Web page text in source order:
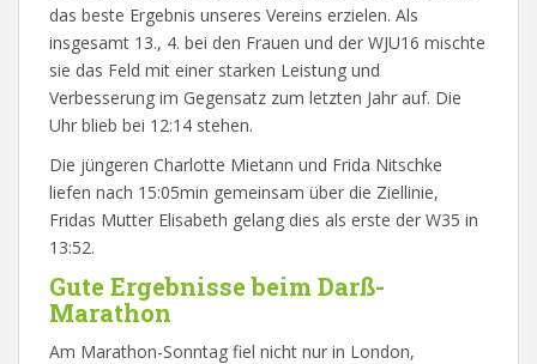
das beste Ergebnis unseres Vereins erzielen. Als
insgesamt 13., 4. bei den Frauen und der WJU16 mischte
sie das Feld mit einer starken Leistung und
Verbesserung im Gegensatz zum letzten Jahr auf. Die
Uhr blieb bei 12:14 stehen.
Die jüngeren Charlotte Mietann und Frida Nitschke
liefen nach 15:05min gemeinsam über die Ziellinie,
Fridas Mutter Elisabeth gelang dies als erste der W35 in
13:52.
Gute Ergebnisse beim Darß-
Marathon
Am Marathon-Sonntag fiel nicht nur in London,